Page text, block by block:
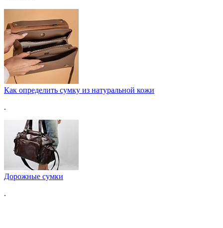
Как определить сумку из натуральной кожи
.
Дорожные сумки
.